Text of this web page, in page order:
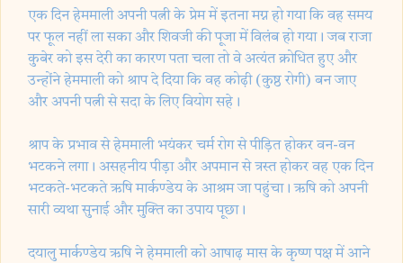
एक दिन हेममाली अपनी पत्नी के प्रेम में इतना मग्न हो गया कि वह समय
पर फूल नहीं ला सका और शिवजी की पूजा में विलंब हो गया। जब राजा
कुबेर को इस देरी का कारण पता चला तो वे अत्यंत क्रोधित हुए और
उन्होंने हेममाली को श्राप दे दिया कि वह कोढ़ी (कुष्ठ रोगी) बन जाए
और अपनी पत्नी से सदा के लिए वियोग सहे।
श्राप के प्रभाव से हेममाली भयंकर चर्म रोग से पीड़ित होकर वन-वन
भटकने लगा। असहनीय पीड़ा और अपमान से त्रस्त होकर वह एक दिन
भटकते-भटकते ऋषि मार्कण्डेय के आश्रम जा पहुंचा। ऋषि को अपनी
सारी व्यथा सुनाई और मुक्ति का उपाय पूछा।
दयालु मार्कण्डेय ऋषि ने हेममाली को आषाढ़ मास के कृष्ण पक्ष में आने